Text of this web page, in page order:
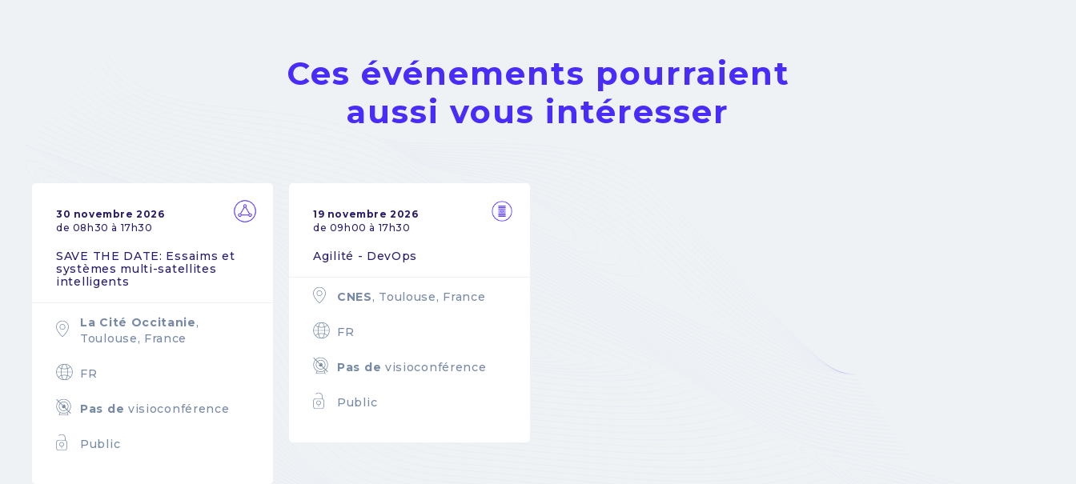
Ces événements pourraient
aussi vous intéresser
30 novembre 2026
de 08h30 à 17h30
SAVE THE DATE: Essaims et
systèmes multi-satellites
intelligents
La Cité Occitanie,
Toulouse, France
FR
Pas de visioconférence
Public
19 novembre 2026
de 09h00 à 17h30
Agilité - DevOps
CNES, Toulouse, France
FR
Pas de visioconférence
Public